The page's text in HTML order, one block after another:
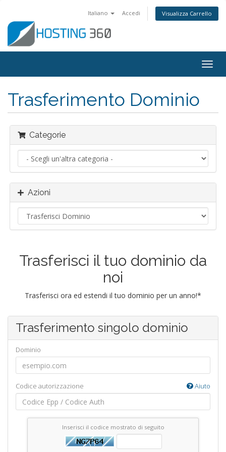
Italiano Accedi Visualizza Carrello
Trasferimento Dominio
Categorie
Azioni
Trasferisci il tuo dominio da
noi
Trasferisci ora ed estendi il tuo dominio per un anno!*
Trasferimento singolo dominio
Dominio
Codice autorizzazione Aiuto
Inserisci il codice mostrato di seguito